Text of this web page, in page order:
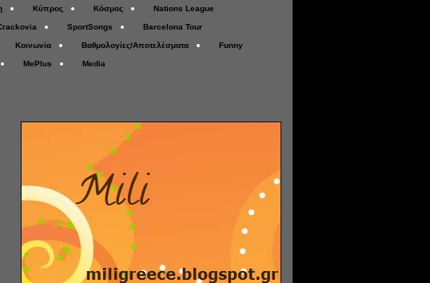
Κύπρος Κόσμος Nations League
SportSongs Barcelona Tour
Κοινωνία Βαθμολογίες/Αποτελέσματα Funny
MePlus Media